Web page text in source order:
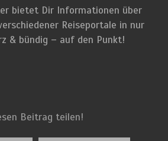
bietet Dir Informationen über
Reiseportale in nur
& bündig – auf den Punkt!
Beitrag teilen!